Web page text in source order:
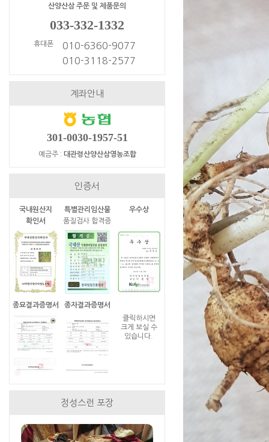
산양산삼 주문 및 제품문의
033-332-1332
휴대폰
010-6360-9077
010-3118-2577
계좌안내
301-0030-1957-51
예금주 : 대관령산양산삼영농조합
인증서
국내원산지
확인서
특별관리임산물
품질검사 합격증
우수상
종묘결과증명서
종자결과증명서
클릭하시면
크게 보실 수
있습니다.
정성스런 포장